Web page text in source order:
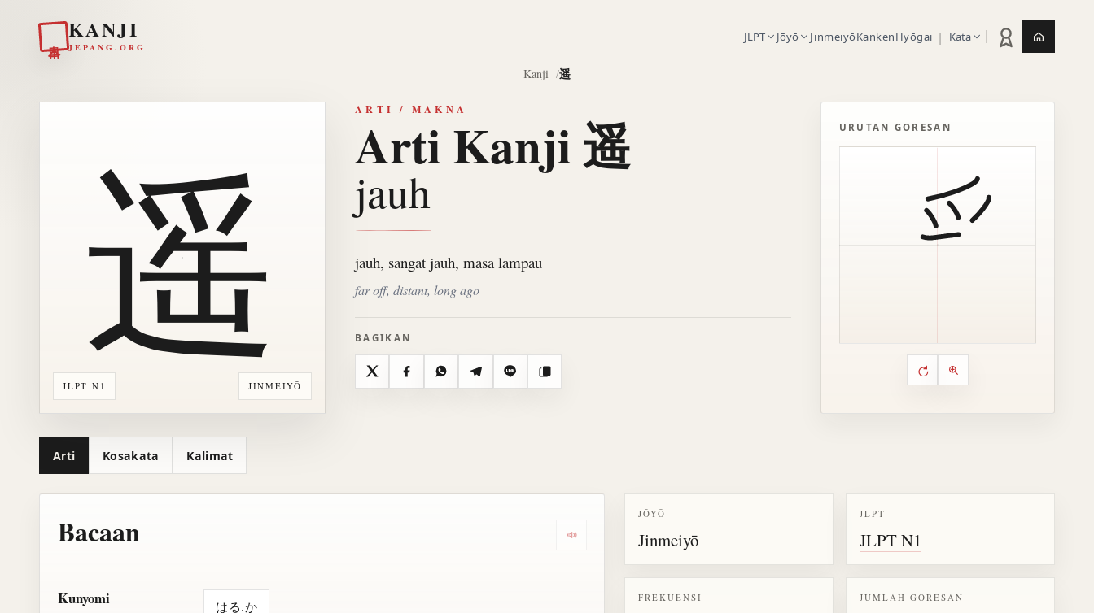
KANJI
JEPANG.ORG
JLPT Jōyō JinmeiyōKankenHyōgai | Kata Statistik latihan
Kanji 遥
JLPT N1 JINMEIYŌ
遥
ARTI / MAKNA
Arti Kanji 遥
jauh
jauh, sangat jauh, masa lampau
far off, distant, long ago
BAGIKAN
X FacebookWhatsAppTelegramLine Salin
URUTAN GORESAN
Kontrol animasi urutan
Putar ulang animasi
Perbesar animasi
Arti Kosakata Kalimat
Bacaan Dengarkan semua bacaan untuk kanji 遥
Kunyomi はる.か
JŌYŌ
Jinmeiyō
JLPT
JLPT N1
FREKUENSI JUMLAH GORESAN